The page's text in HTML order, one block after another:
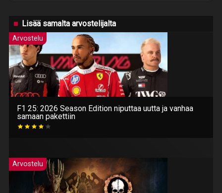
Lisää samalta arvostelijalta
Arvostelu
F1 25: 2026 Season Edition niputtaa uutta ja vanhaa
samaan pakettiin
Arvostelu